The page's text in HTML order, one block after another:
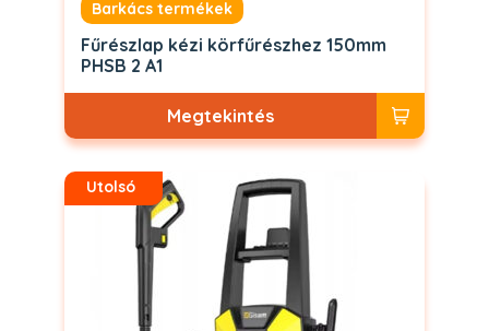
Barkács termékek
Fűrészlap kézi körfűrészhez 150mm
PHSB 2 A1
Megtekintés
Utolsó